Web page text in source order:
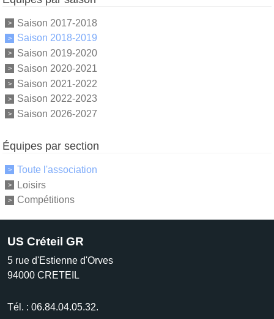
Saison 2017-2018
Saison 2018-2019
Saison 2019-2020
Saison 2020-2021
Saison 2021-2022
Saison 2022-2023
Saison 2026-2027
Équipes par section
Toute l'association
Loisirs
Compétitions
US Créteil GR
5 rue d'Estienne d'Orves
94000 CRETEIL
Tél. : 06.84.04.05.32.